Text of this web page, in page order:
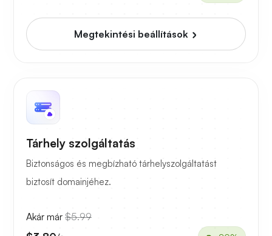
Megtekintési beállítások
Tárhely szolgáltatás
Biztonságos és megbízható tárhelyszolgáltatást
biztosít domainjéhez.
Akár már $5.99